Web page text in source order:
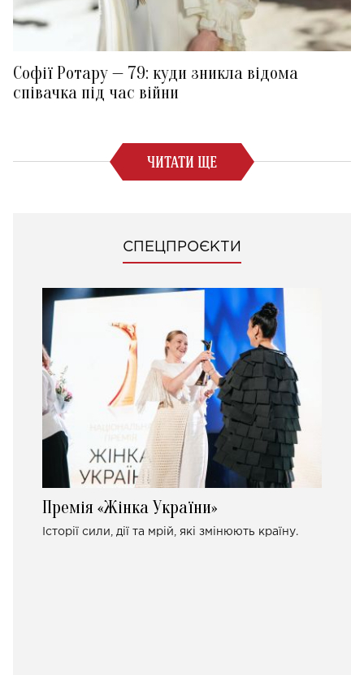
Софії Ротару — 79: куди зникла відома
співачка під час війни
ЧИТАТИ ЩЕ
СПЕЦПРОЄКТИ
Премія «Жінка України»
Історії сили, дії та мрій, які змінюють країну.